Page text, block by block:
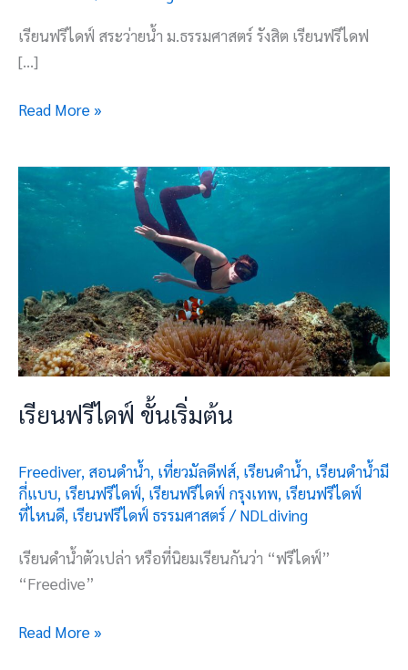
เรียนฟรีไดฟ์ สระว่ายน้ำ ม.ธรรมศาสตร์ รังสิต เรียนฟรีไดฟ
[…]
Read More »
เรียนฟรีไดฟ์ ขั้นเริ่มต้น
Freediver, สอนดำน้ำ, เที่ยวมัลดีฟส์, เรียนดำน้ำ, เรียนดำน้ำมี
กี่แบบ, เรียนฟรีไดฟ์, เรียนฟรีไดฟ์ กรุงเทพ, เรียนฟรีไดฟ์
ที่ไหนดี, เรียนฟรีไดฟ์ ธรรมศาสตร์ /NDLdiving
เรียนดำน้ำตัวเปล่า หรือที่นิยมเรียนกันว่า “ฟรีไดฟ์”
“Freedive”
เรียน
ฟรี
ต้น
Read More »